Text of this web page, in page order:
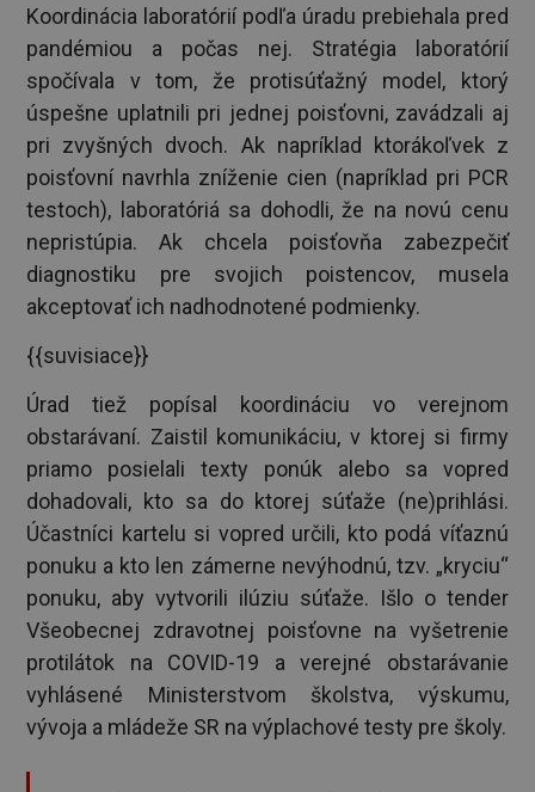
Koordinácia laboratórií podľa úradu prebiehala pred
pandémiou a počas nej. Stratégia laboratórií
spočívala v tom, že protisúťažný model, ktorý
úspešne uplatnili pri jednej poisťovni, zavádzali aj
pri zvyšných dvoch. Ak napríklad ktorákoľvek z
poisťovní navrhla zníženie cien (napríklad pri PCR
testoch), laboratóriá sa dohodli, že na novú cenu
nepristúpia. Ak chcela poisťovňa zabezpečiť
diagnostiku pre svojich poistencov, musela
akceptovať ich nadhodnotené podmienky.
{{suvisiace}}
Úrad tiež popísal koordináciu vo verejnom
obstarávaní. Zaistil komunikáciu, v ktorej si firmy
priamo posielali texty ponúk alebo sa vopred
dohadovali, kto sa do ktorej súťaže (ne)prihlási.
Účastníci kartelu si vopred určili, kto podá víťaznú
ponuku a kto len zámerne nevýhodnú, tzv. „kryciu“
ponuku, aby vytvorili ilúziu súťaže. Išlo o tender
Všeobecnej zdravotnej poisťovne na vyšetrenie
protilátok na COVID-19 a verejné obstarávanie
vyhlásené Ministerstvom školstva, výskumu,
vývoja a mládeže SR na výplachové testy pre školy.